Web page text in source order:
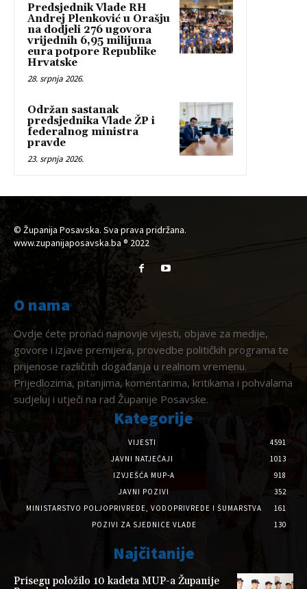
Predsjednik Vlade RH
Andrej Plenković u Orašju
na dodjeli 276 ugovora
vrijednih 6,95 milijuna
eura potpore Republike
Hrvatske
28. srpnja 2026.
Održan sastanak
predsjednika Vlade ŽP i
federalnog ministra
pravde
23. srpnja 2026.
© Županija Posavska. Sva prava pridržana.
www.zupanijaposavska.ba ® 2022
O nama
Ovdje ćete pronaći najnovije vijesti, objave za medije,
govore i izjave premijera, provedbe političkih programa te
prijenose različitih događanja u realnom vremenu.
Prijedlozima, pitanjima, komentarima, kritikama i pohvalama
sudjeluj i utječi na rad Županije Posavske.
Kategorije
VIJESTI
4591
JAVNI NATJEČAJI
1013
IZVJEŠĆA MUP-A
918
JAVNI POZIVI
352
MINISTARSTVO POLJOPRIVREDE, VODOPRIVREDE I ŠUMARSTVA
161
POZIVI ZA SJEDNICE VLADE
130
Najčitanije
Prisegu položilo 10 kadeta MUP-a Županije